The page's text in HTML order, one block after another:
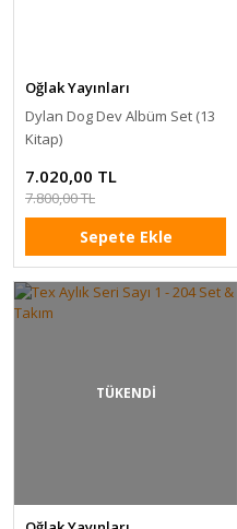
Oğlak Yayınları
Dylan Dog Dev Albüm Set (13
Kitap)
7.020,00 TL
7.800,00 TL
Sepete Ekle
TÜKENDİ